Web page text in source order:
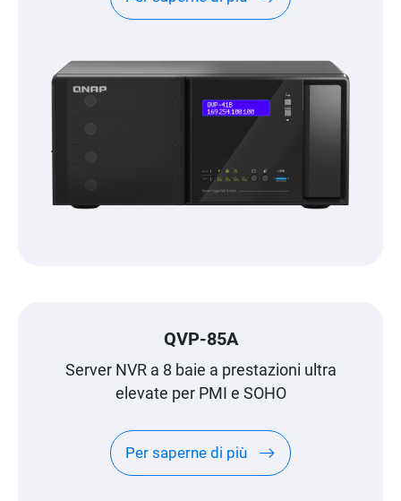
QVP-85A
Server NVR a 8 baie a prestazioni ultra
elevate per PMI e SOHO
Per saperne di più